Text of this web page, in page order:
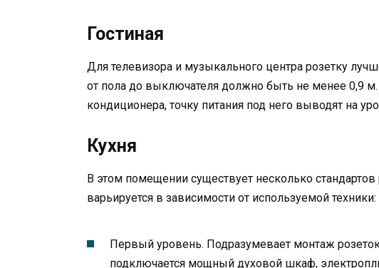
Гостиная
Для телевизора и музыкального центра розетку
от пола до выключателя должно быть не менее 0,9 м.
кондиционера, точку питания под него выводят на
Кухня
В этом помещении существует несколько
варьируется в зависимости от используемой техники:
Первый уровень. Подразумевает монтаж
подключается мощный духовой шкаф,